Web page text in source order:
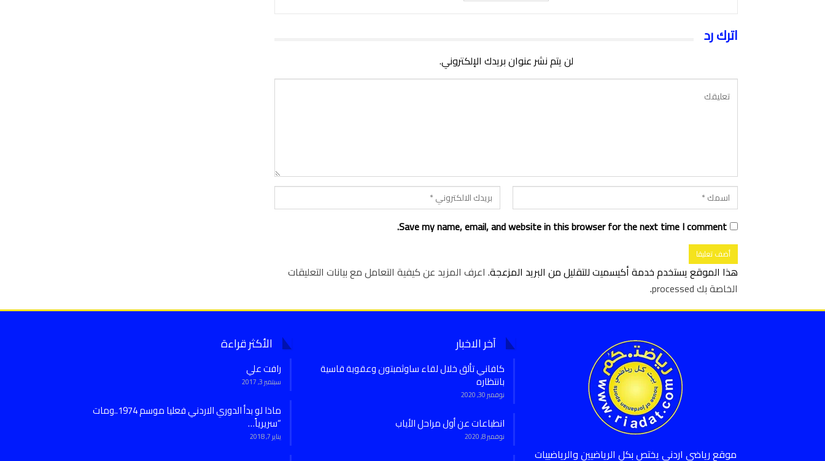
اترك رد
لن يتم نشر عنوان بريدك الإلكتروني.
Save my name, email, and website in this browser for the next time I comment.
هذا الموقع يستخدم خدمة أكيسميت للتقليل من البريد المزعجة. اعرف المزيد عن كيفية التعامل مع بيانات التعليقات
الخاصة بك processed
.
موقع رياضي اردني يختص بكل الرياضيين والرياضييات
آخر الاخبار
كافاني تألق خلال لقاء ساوثمبتون وعقوبة قاسية
بانتظاره
نوفمبر 30, 2020
انطباعات عن أول مراحل الأياب
نوفمبر 8, 2020
الأكثر قراءة
رافت علي
سبتمبر 3, 2017
ماذا لو بدأ الدوري الاردني فعليا موسم 1974..ومات
“سريرياً…
يناير 7, 2018